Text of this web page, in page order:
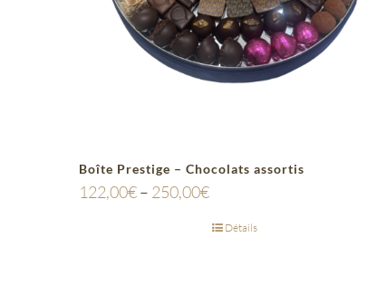
Boîte Prestige – Chocolats assortis
122,00€– 250,00€
Détails